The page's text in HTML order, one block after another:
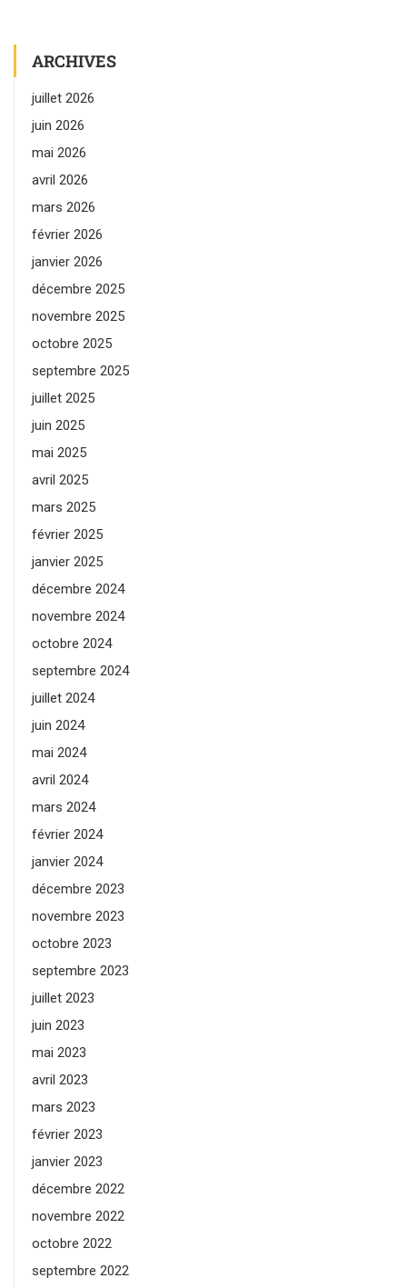
ARCHIVES
juillet 2026
juin 2026
mai 2026
avril 2026
mars 2026
février 2026
janvier 2026
décembre 2025
novembre 2025
octobre 2025
septembre 2025
juillet 2025
juin 2025
mai 2025
avril 2025
mars 2025
février 2025
janvier 2025
décembre 2024
novembre 2024
octobre 2024
septembre 2024
juillet 2024
juin 2024
mai 2024
avril 2024
mars 2024
février 2024
janvier 2024
décembre 2023
novembre 2023
octobre 2023
septembre 2023
juillet 2023
juin 2023
mai 2023
avril 2023
mars 2023
février 2023
janvier 2023
décembre 2022
novembre 2022
octobre 2022
septembre 2022